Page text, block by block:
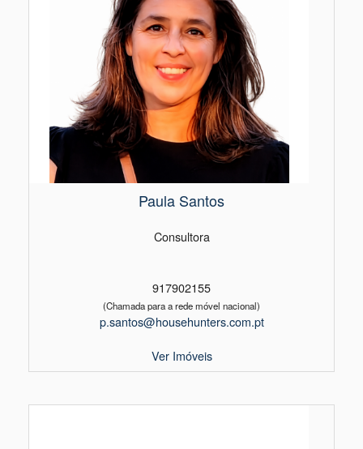
Paula Santos
Consultora
917902155
(Chamada para a rede móvel nacional)
p.santos@househunters.com.pt
Ver Imóveis